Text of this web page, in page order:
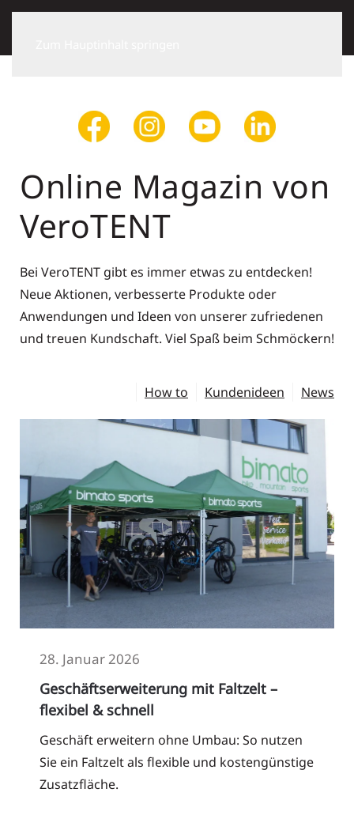
Online Magazin von
VeroTENT
Bei VeroTENT gibt es immer etwas zu entdecken!
Neue Aktionen, verbesserte Produkte oder
Anwendungen und Ideen von unserer zufriedenen
und treuen Kundschaft. Viel Spaß beim Schmöckern!
How to Kundenideen News
28. Januar 2026
Geschäftserweiterung mit Faltzelt –
flexibel & schnell
Geschäft erweitern ohne Umbau: So nutzen
Sie ein Faltzelt als flexible und kostengünstige
Zusatzfläche.